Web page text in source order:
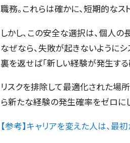
職務。これらは確かに、短期的なス
しかし、この安全な選択は、個人
なぜなら、失敗が起きないように
裏を返せば「新しい経験が発生す
リスクを排除して最適化された場
ら新たな経験の発生確率をゼロに
【参考】キャリアを変えた人は、最